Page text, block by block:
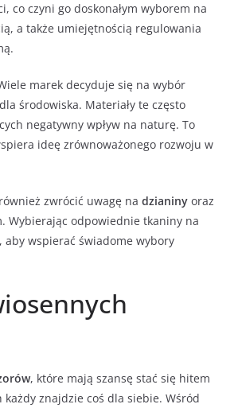
co czyni go doskonałym wyborem na
a także umiejętnością regulowania
marek decyduje się na wybór
środowiska. Materiały te często
negatywny wpływ na naturę. To
ideę zrównoważonego rozwoju w
zwrócić uwagę na dzianiny oraz
Wybierając odpowiednie tkaniny na
wspierać świadome wybory
, które mają szansę stać się hitem
znajdzie coś dla siebie. Wśród